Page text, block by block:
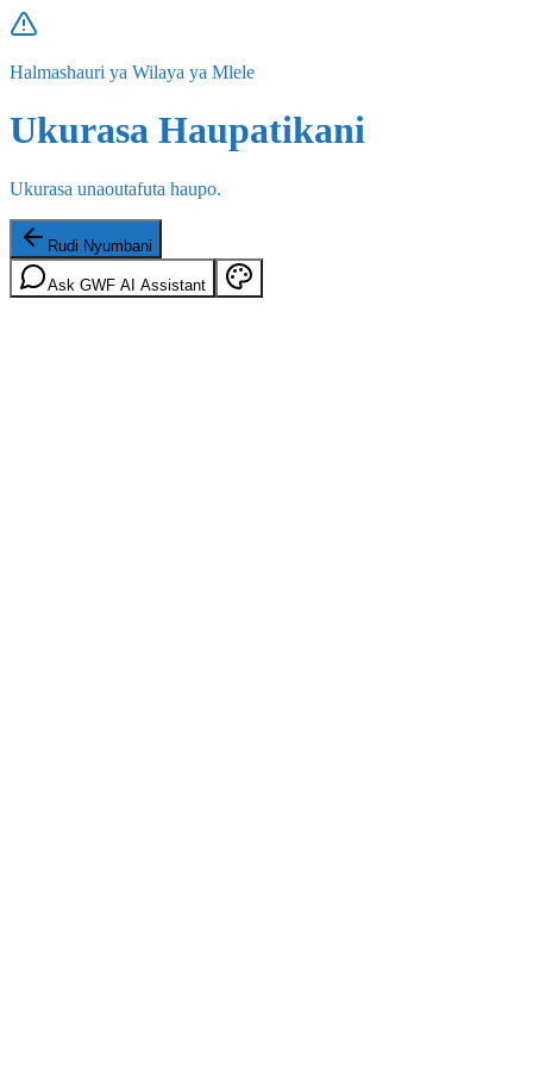
Halmashauri ya Wilaya ya Mlele
Ukurasa Haupatikani
Ukurasa unaoutafuta haupo.
Rudi Nyumbani
Ask GWF AI Assistant